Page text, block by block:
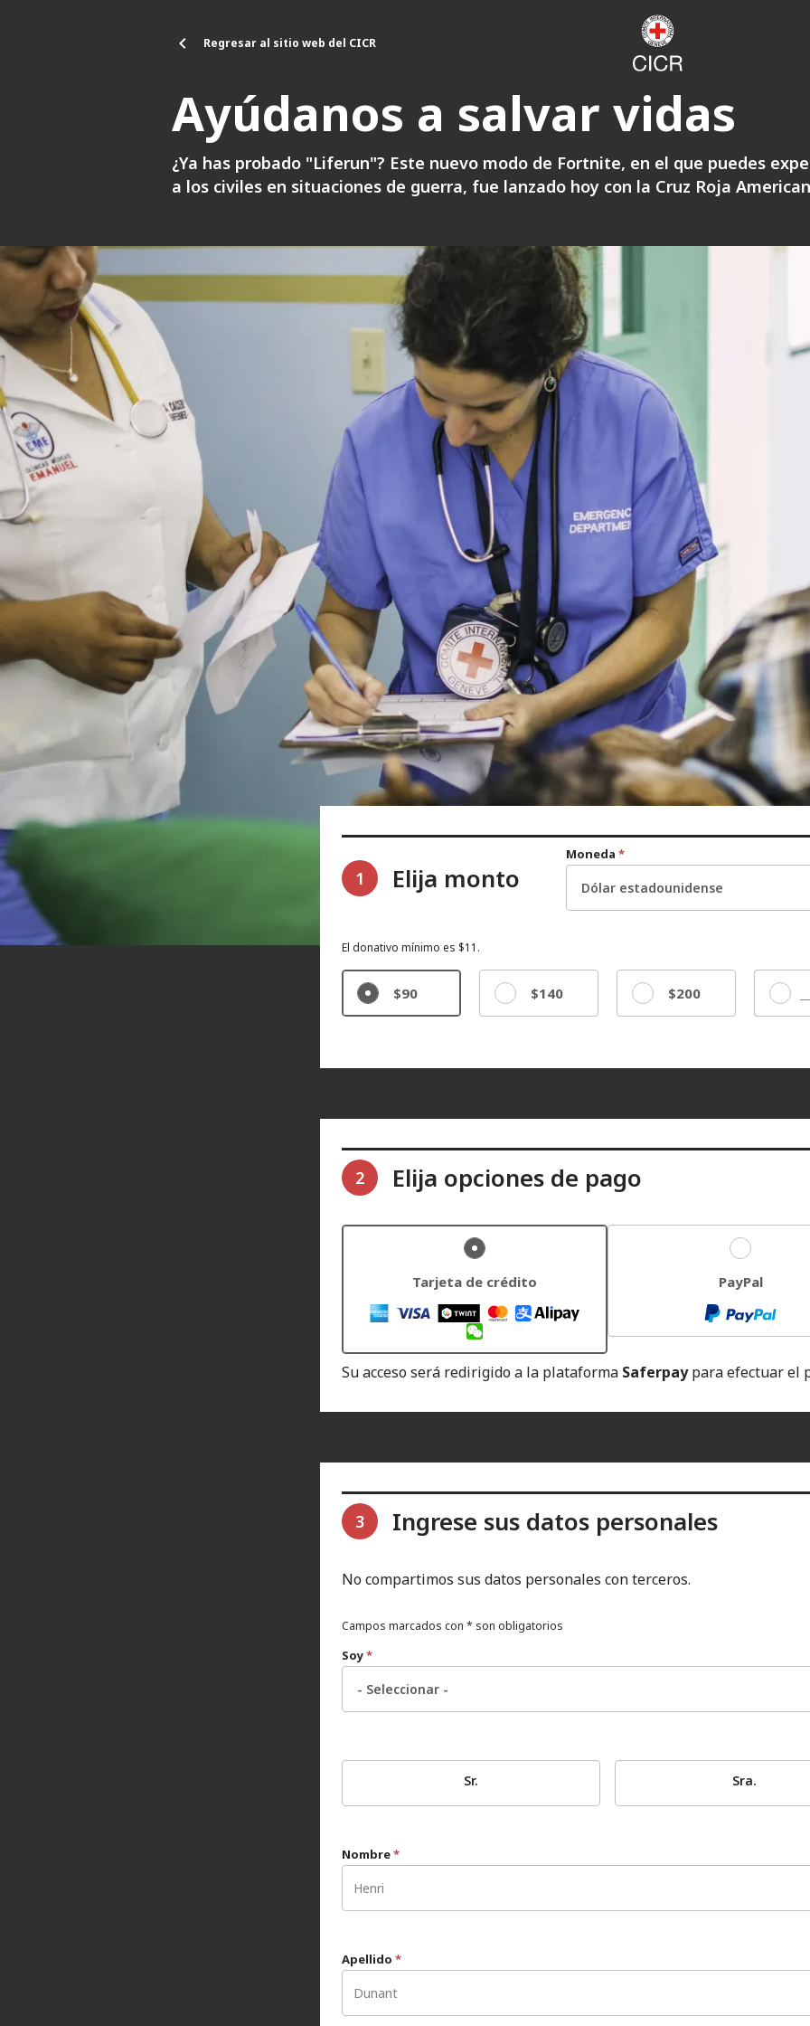
Regresar al sitio web del CICR
Ayúdanos a salvar vidas
¿Ya has probado "Liferun"? Este nuevo modo de Fortnite, en el que puedes
a los civiles en situaciones de guerra, fue lanzado hoy con la Cruz Roja
1 Elija monto
Moneda *
El donativo mínimo es $11.
$90 $140 $200 Otros
2 Elija opciones de pago
Tarjeta de crédito PayPal
Su acceso será redirigido a la plataforma Saferpaypara efectuar el
3 Ingrese sus datos personales
No compartimos sus datos personales con terceros.
Campos marcados con * son obligatorios
Soy*
Sr. Sra.
Nombre*
Apellido *